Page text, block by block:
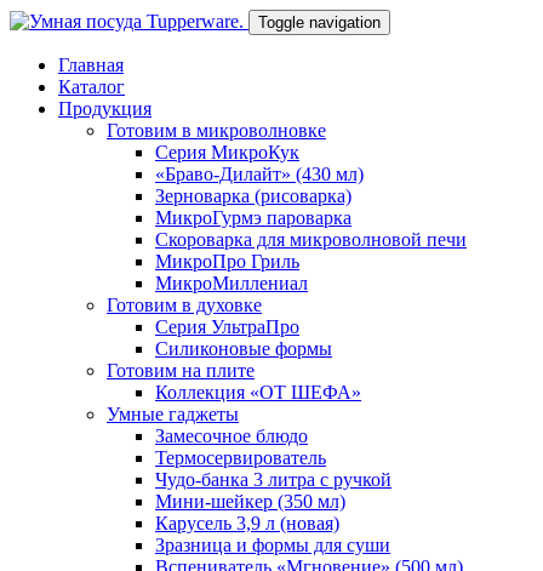
Toggle navigation
Главная
Каталог
Продукция
Готовим в микроволновке
Серия МикроКук
«Браво-Дилайт» (430 мл)
Зерноварка (рисоварка)
МикроГурмэ пароварка
Скороварка для микроволновой печи
МикроПро Гриль
МикроМиллениал
Готовим в духовке
Серия УльтраПро
Силиконовые формы
Готовим на плите
Коллекция «ОТ ШЕФА»
Умные гаджеты
Замесочное блюдо
Термосервирователь
Чудо-банка 3 литра с ручкой
Мини-шейкер (350 мл)
Карусель 3,9 л (новая)
Зразница и формы для суши
Вспениватель «Мгновение» (500 мл)